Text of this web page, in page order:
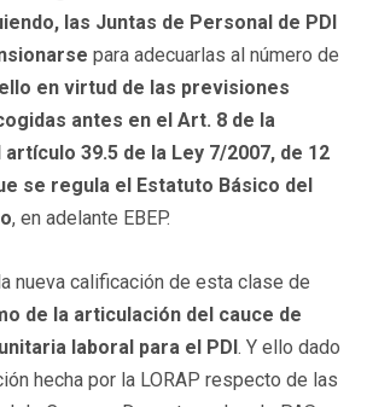
las Juntas de Personal de PDI
para adecuarlas al número de
en virtud de las previsiones
antes en el Art. 8 de la
artículo 39.5 de la Ley 7/2007, de 12
se regula el Estatuto Básico del
, en adelante EBEP.
nueva calificación de esta clase de
de la articulación del cauce de
laboral para el PDI. Y ello dado
hecha por la LORAP respecto de las